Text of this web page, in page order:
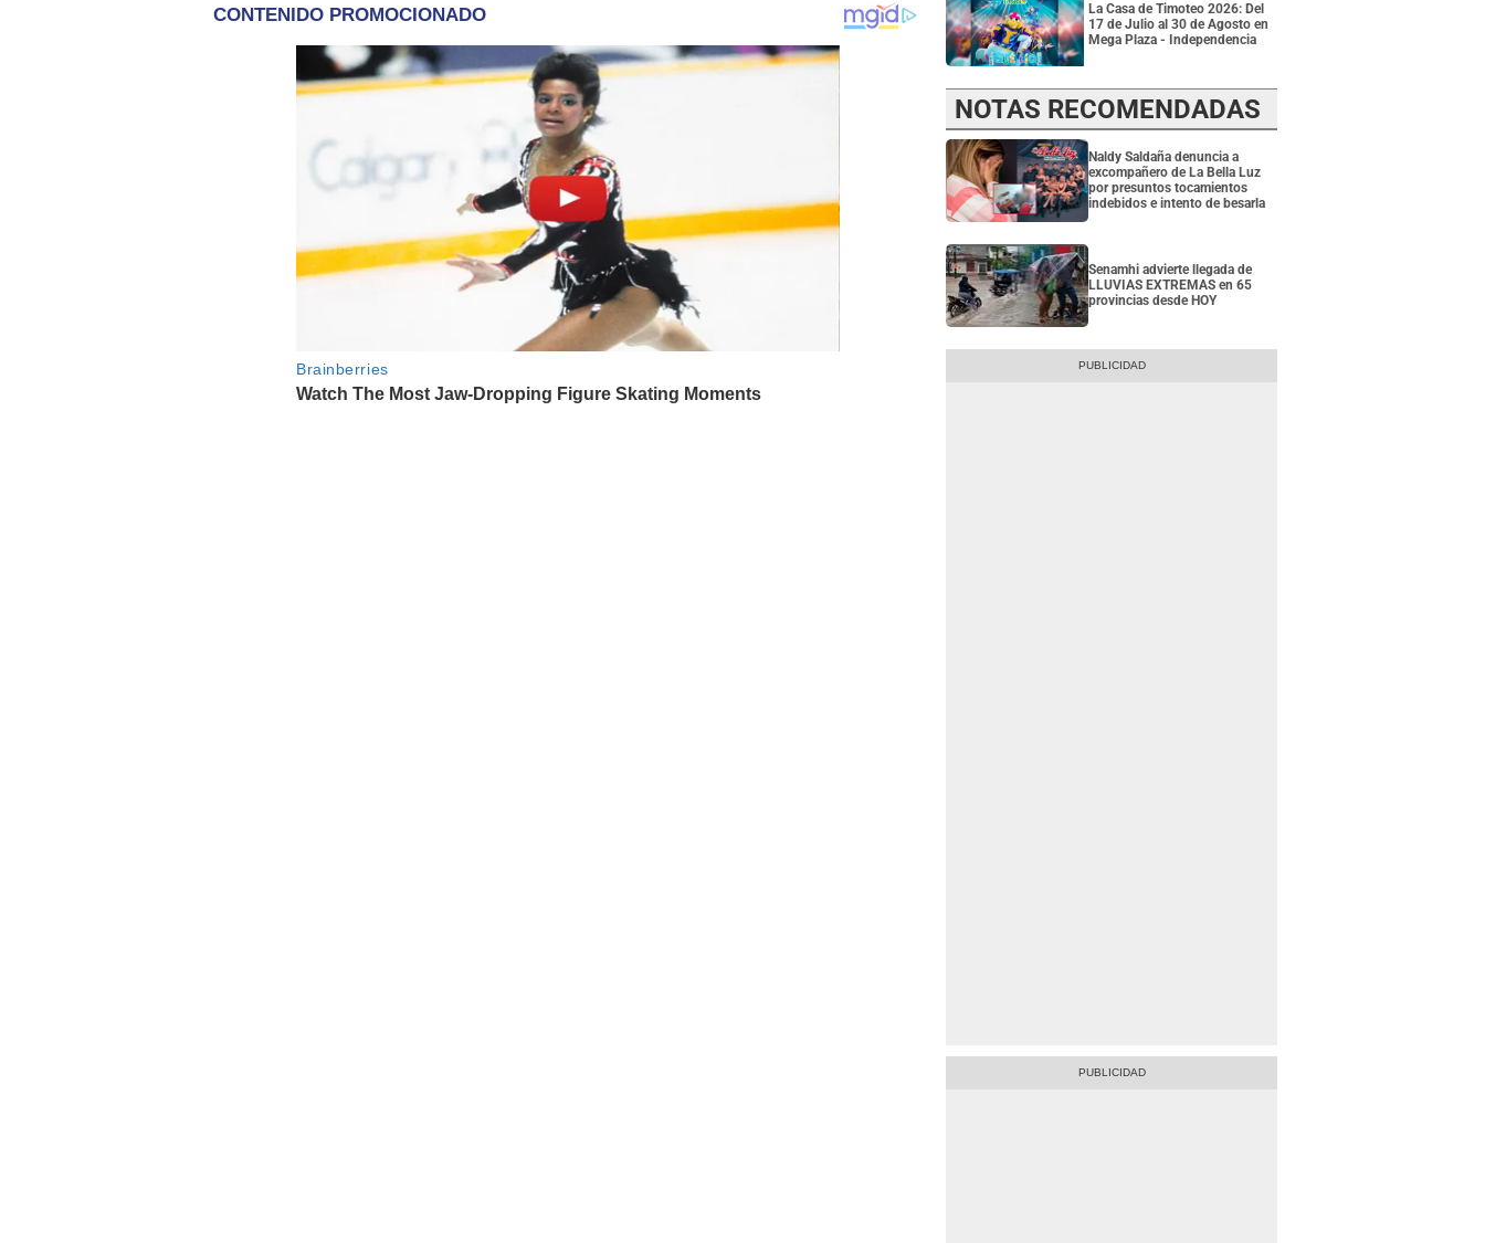
La Casa de Timoteo 2026: Del
17 de Julio al 30 de Agosto en
Mega Plaza - Independencia
NOTAS RECOMENDADAS
Naldy Saldaña denuncia a
excompañero de La Bella Luz
por presuntos tocamientos
indebidos e intento de besarla
Senamhi advierte llegada de
LLUVIAS EXTREMAS en 65
provincias desde HOY